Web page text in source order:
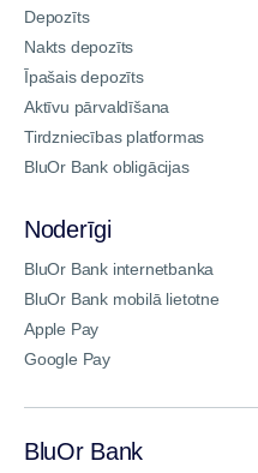
Depozīts
Nakts depozīts
Īpašais depozīts
Aktīvu pārvaldīšana
Tirdzniecības platformas
BluOr Bank obligācijas
Noderīgi
BluOr Bank internetbanka
BluOr Bank mobilā lietotne
Apple Pay
Google Pay
BluOr Bank